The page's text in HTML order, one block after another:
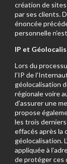
création de
par ses clients.
énoncée
IP et
Lors du
l’IP de
géolocalisation
régionale voire au
d’assurer une
propose
les trois
effacés après la
géolocalisation.
appliquée à
de protéger ces